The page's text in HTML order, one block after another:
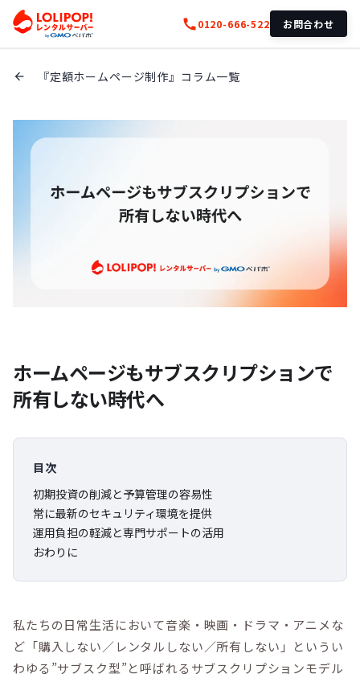
call0120-666-522 お問合わせ
arrow_back 『定額ホームページ制作』コラム一覧
ホームページもサブスクリプションで
所有しない時代へ
目次
初期投資の削減と予算管理の容易性
常に最新のセキュリティ環境を提供
運用負担の軽減と専門サポートの活用
おわりに
私たちの日常生活において音楽・映画・ドラマ・アニメな
ど「購入しない／レンタルしない／所有しない」というい
わゆる”サブスク型”と呼ばれるサブスクリプションモデル